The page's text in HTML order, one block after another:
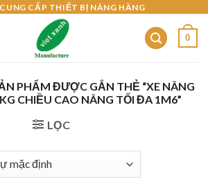
CẤP THIẾT BỊ NÂNG HÀNG
0
PHẨM ĐƯỢC GẮN THẺ “XE NÂNG
CHIỀU CAO NÂNG TỐI ĐA 1M6”
LỌC